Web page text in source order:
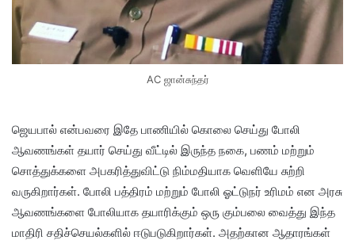
AC ஜான்சுந்தர்
ஜெயபால் என்பவரை இதே பாணியில் கொலை செய்து போலி
ஆவணங்கள் தயார் செய்து வீட்டில் இருந்த நகை, பணம் மற்றும்
சொத்துக்களை அபகரித்துவிட்டு நிம்மதியாக வெளியே சுற்றி
வருகிறார்கள். போலி பத்திரம் மற்றும் போலி ஓட்டுநர் உரிமம் என அரசு
ஆவணங்களை போலியாக தயாரிக்கும் ஒரு கும்பலை வைத்து இந்த
மாதிரி சதிச்செயல்களில் ஈடுபடுகிறார்கள். அதற்கான ஆதாரங்கள்